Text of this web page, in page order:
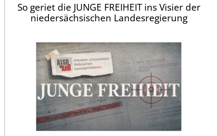
So geriet die JUNGE FREIHEIT ins Visier der
niedersächsischen Landesregierung